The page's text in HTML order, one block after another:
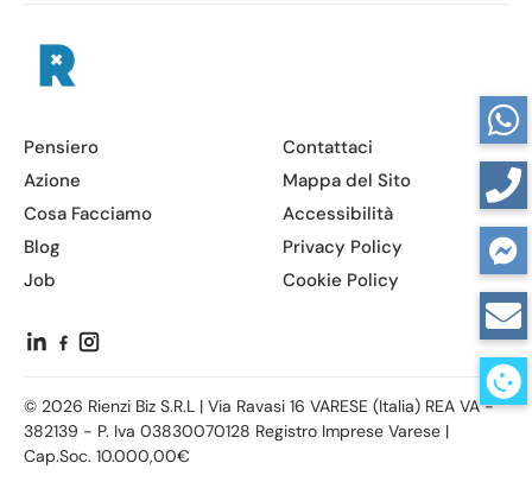
Pensiero
Azione
Cosa Facciamo
Blog
Job
Contattaci
Mappa del Sito
Accessibilità
Privacy Policy
Cookie Policy
© 2026 Rienzi Biz S.R.L | Via Ravasi 16 VARESE (Italia) REA VA -
382139 - P. Iva 03830070128 Registro Imprese Varese |
Cap.Soc. 10.000,00€